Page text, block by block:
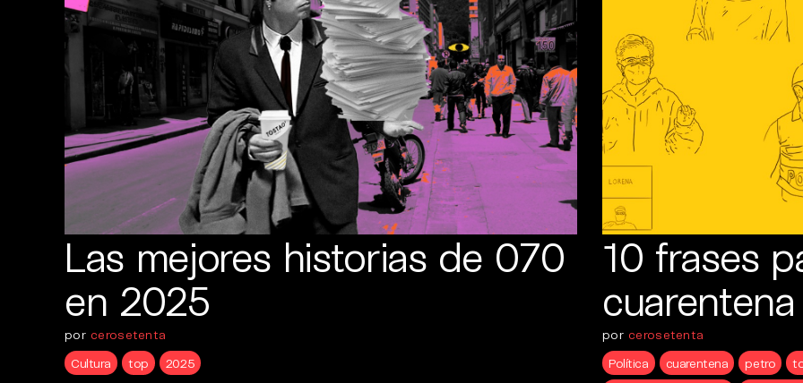
Las mejores historias de 070
en 2025
por cerosetenta
Cultura
top 2025
10 frases
cuarentena
por cerosetenta
Política
cuarentena petro